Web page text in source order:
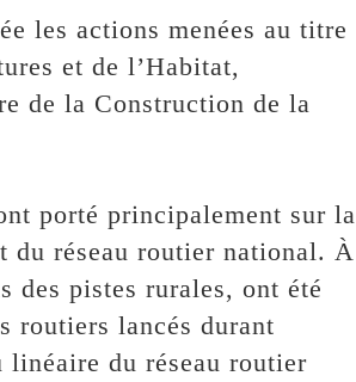
les actions menées au titre
et de l’Habitat,
de la Construction de la
porté principalement sur la
du réseau routier national. À
des pistes rurales, ont été
routiers lancés durant
linéaire du réseau routier